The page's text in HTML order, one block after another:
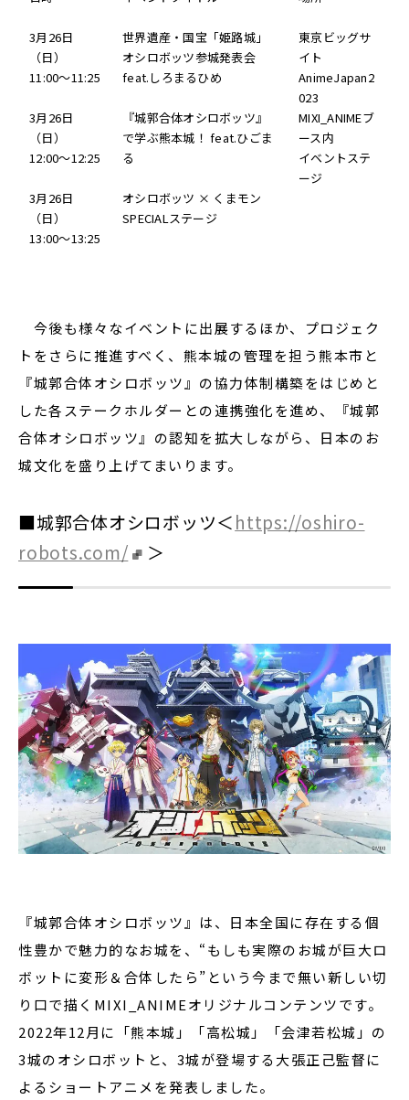
3月26日
（日）
11:00～11:25
世界遺産・国宝「姫路城」
オシロボッツ参城発表会
feat.しろまるひめ
東京ビッグサ
イト
AnimeJapan2
023
MIXI_ANIMEブ
ース内
イベントステ
ージ
3月26日
（日）
12:00～12:25
『城郭合体オシロボッツ』
で学ぶ熊本城！ feat.ひごま
る
3月26日
（日）
13:00～13:25
オシロボッツ × くまモン
SPECIALステージ
今後も様々なイベントに出展するほか、プロジェク
トをさらに推進すべく、熊本城の管理を担う熊本市と
『城郭合体オシロボッツ』の協力体制構築をはじめと
した各ステークホルダーとの連携強化を進め、『城郭
合体オシロボッツ』の認知を拡大しながら、日本のお
城文化を盛り上げてまいります。
■城郭合体オシロボッツ＜https://oshiro-
robots.com/
＞
『城郭合体オシロボッツ』は、日本全国に存在する個
性豊かで魅力的なお城を、“もしも実際のお城が巨大ロ
ボットに変形＆合体したら”という今まで無い新しい切
り口で描くMIXI_ANIMEオリジナルコンテンツです。
2022年12月に「熊本城」「高松城」「会津若松城」の
3城のオシロボットと、3城が登場する大張正己監督に
よるショートアニメを発表しました。